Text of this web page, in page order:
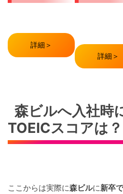
詳細＞
詳細＞
森ビルへ入社時
TOEICスコアは？
ここからは実際に森ビルに新卒